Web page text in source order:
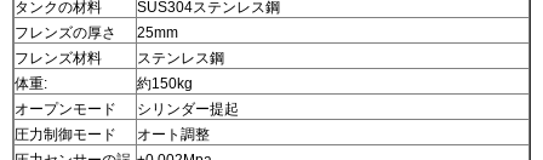
タンクの材料
SUS304ステンレス鋼
フレンズの厚さ
25mm
フレンズ材料
ステンレス鋼
体重:
約150kg
オープンモード
シリンダー提起
圧力制御モード
オート調整